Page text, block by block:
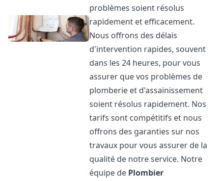
problèmes soient résolus
rapidement et efficacement.
Nous offrons des délais
d'intervention rapides, souvent
dans les 24 heures, pour vous
assurer que vos problèmes de
plomberie et d'assainissement
soient résolus rapidement. Nos
tarifs sont compétitifs et nous
offrons des garanties sur nos
travaux pour vous assurer de la
qualité de notre service. Notre
équipe de Plombier